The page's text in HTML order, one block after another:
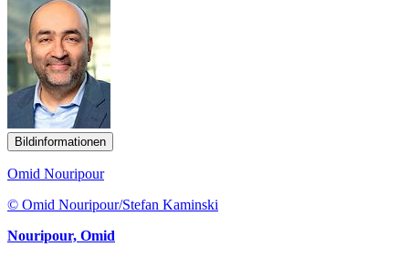
Bildinformationen
Omid Nouripour
© Omid Nouripour/Stefan Kaminski
Nouripour, Omid